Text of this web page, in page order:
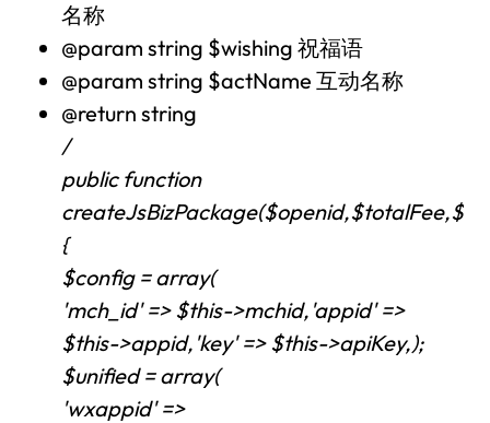
名称
@param string $wishing 祝福语
@param string $actName 互动名称
@return string
/
public function
{
$config = array(
'mch_id' => $this->mchid,'appid' =>
$this->appid,'key' => $this->apiKey,);
$unified = array(
'wxappid' =>